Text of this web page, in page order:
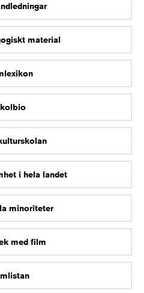
material
i hela landet
minoriteter
med film